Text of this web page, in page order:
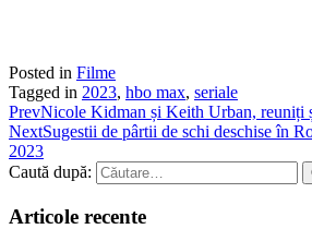
Posted in Filme
Tagged in 2023, hbo max, seriale
PrevNicole Kidman și Keith Urban, reuniți
NextSugestii de pârtii de schi deschise în
2023
Caută după:
Articole recente